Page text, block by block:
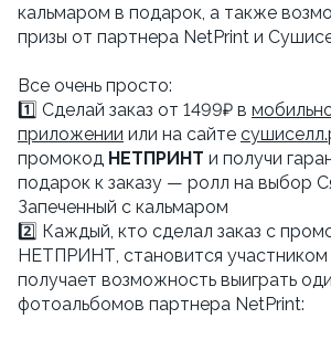
кальмаром в подарок, а также
призы от партнера NetPrint и
Все очень просто:
1️⃣ Сделай заказ от 1499₽ в
приложении или на сайте
промокод НЕТПРИНТ и получи
подарок к заказу — ролл на выбор
Запеченный с кальмаром
2️⃣ Каждый, кто сделал заказ с
НЕТПРИНТ, становится участником
получает возможность выиграть
фотоальбомов партнера NetPrint: